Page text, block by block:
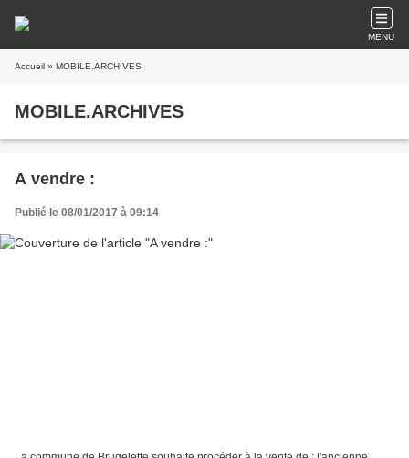
MENU
Accueil » MOBILE.ARCHIVES
MOBILE.ARCHIVES
A vendre :
Publié le 08/01/2017 à 09:14